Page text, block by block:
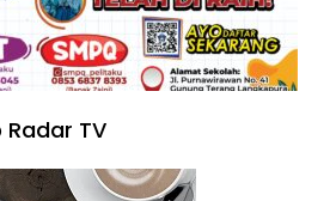
TV